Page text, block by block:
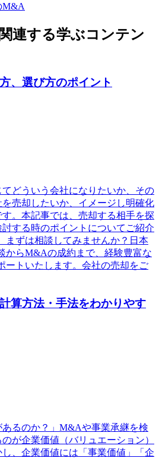
M&A
連する学ぶコンテン
、選び方のポイント
どういう会社になりたいか、その
売却したいか、イメージし明確化
。本記事では、売却する相手を探
する時のポイントについてご紹介
まずは相談してみませんか？日本
からM&Aの成約まで、経験豊富な
ートいたします。会社の売却をご
算方法・手法をわかりやす
あるのか？」M&Aや事業承継を検
が企業価値（バリュエーション）
、企業価値には「事業価値」「企